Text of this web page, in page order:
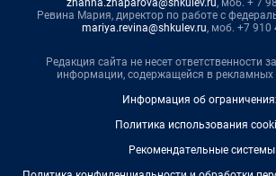
Ревина Мария, директор по работе с
mariya.revina@shkulev.ru, моб. +7 910
Редакция сайта не несет ответственности
информации, содержащейся в рекламных
Информация об
Политика использования
Рекомендательные системы